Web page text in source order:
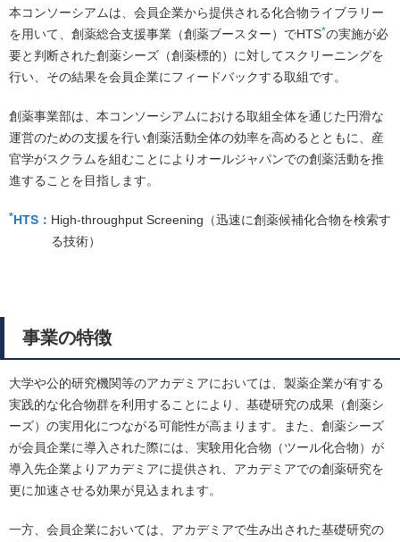
本コンソーシアムは、会員企業から提供される化合物ライブラリー
を用いて、創薬総合支援事業（創薬ブースター）でHTS*の実施が必
要と判断された創薬シーズ（創薬標的）に対してスクリーニングを
行い、その結果を会員企業にフィードバックする取組です。
創薬事業部は、本コンソーシアムにおける取組全体を通じた円滑な
運営のための支援を行い創薬活動全体の効率を高めるとともに、産
官学がスクラムを組むことによりオールジャパンでの創薬活動を推
進することを目指します。
*HTS： High-throughput Screening（迅速に創薬候補化合物を検索す
る技術）
事業の特徴
大学や公的研究機関等のアカデミアにおいては、製薬企業が有する
実践的な化合物群を利用することにより、基礎研究の成果（創薬シ
ーズ）の実用化につながる可能性が高まります。また、創薬シーズ
が会員企業に導入された際には、実験用化合物（ツール化合物）が
導入先企業よりアカデミアに提供され、アカデミアでの創薬研究を
更に加速させる効果が見込まれます。
一方、会員企業においては、アカデミアで生み出された基礎研究の